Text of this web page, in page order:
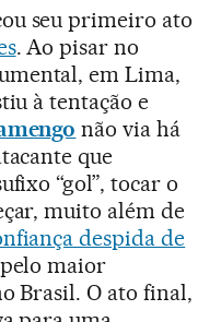
seu primeiro ato
. Ao pisar no
em Lima,
à tentação e
não via há
que
“gol”, tocar o
muito além de
despida de
maior
Brasil. O ato final,